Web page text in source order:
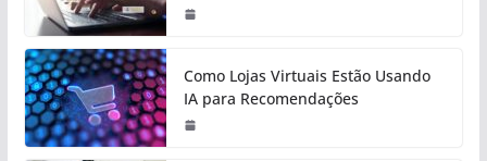
Como Lojas Virtuais Estão Usando
IA para Recomendações